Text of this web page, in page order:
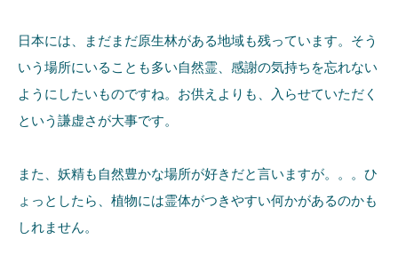
日本には、まだまだ原生林がある地域も残っています。そう
いう場所にいることも多い自然霊、感謝の気持ちを忘れない
ようにしたいものですね。お供えよりも、入らせていただく
という謙虚さが大事です。
また、妖精も自然豊かな場所が好きだと言いますが。。。ひ
ょっとしたら、植物には霊体がつきやすい何かがあるのかも
しれません。